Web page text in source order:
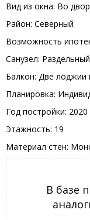
Вид из окна: Во
Район: Северный
Возможность
Санузел: Раздельный
Балкон: Две лоджии
Планировка:
Год постройки: 2020
Этажность: 19
Материал стен:
В базе